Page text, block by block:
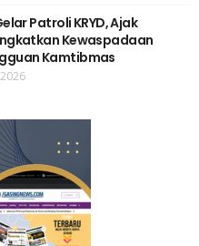
Patroli KRYD, Ajak
Kewaspadaan
Kamtibmas